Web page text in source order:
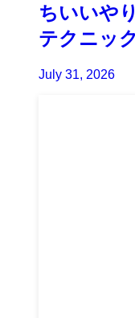
ちいいや
テクニッ
July 31, 2026